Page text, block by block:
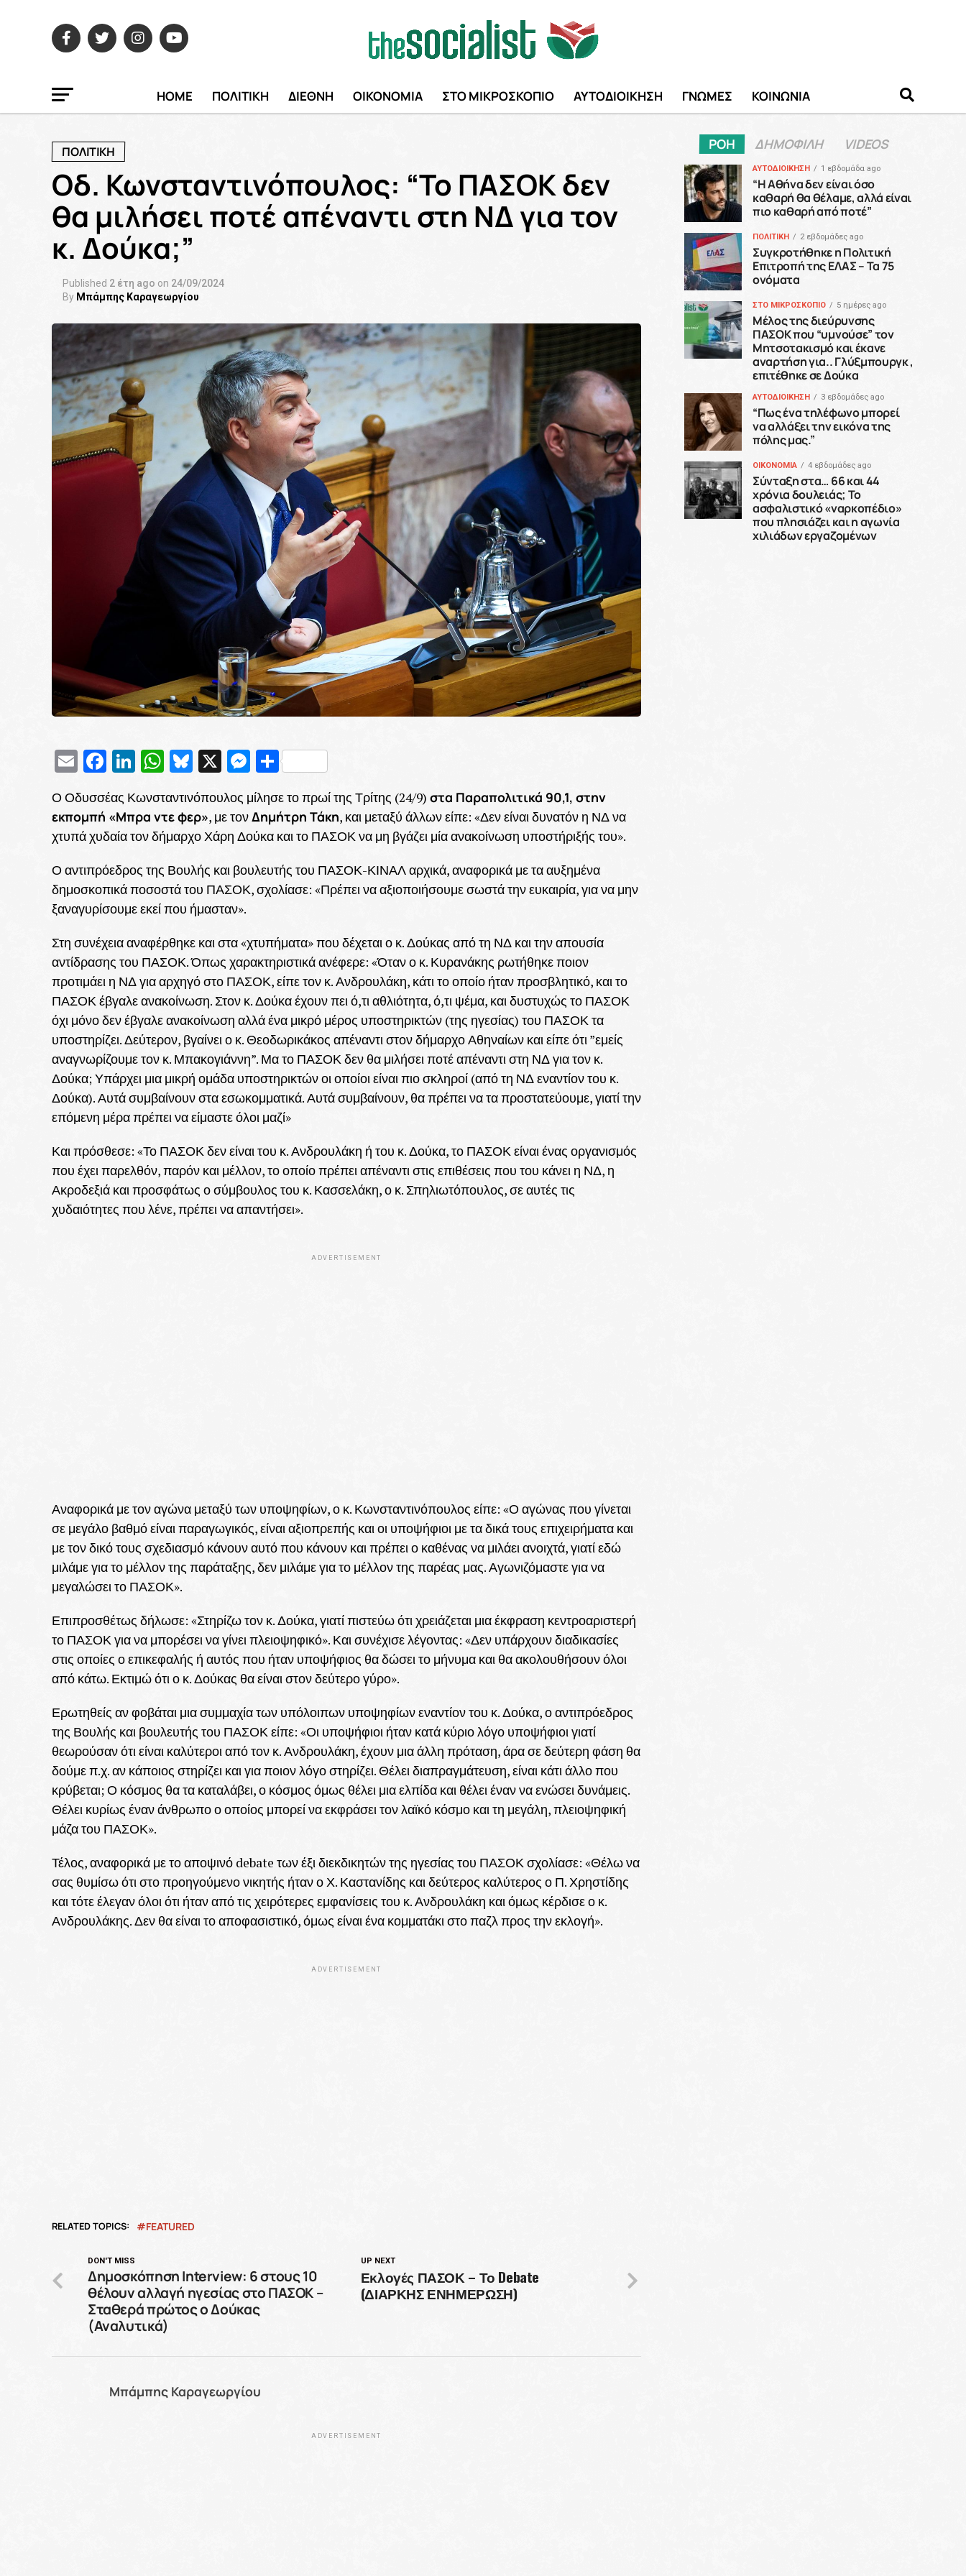
HOME ΠΟΛΙΤΙΚΗ ΔΙΕΘΝΗ ΟΙΚΟΝΟΜΙΑ ΣΤΟ ΜΙΚΡΟΣΚΟΠΙΟ ΑΥΤΟΔΙΟΙΚΗΣΗ ΓΝΩΜΕΣ ΚΟΙΝΩΝΙΑ
ΠΟΛΙΤΙΚΗ
Οδ. Κωνσταντινόπουλος: “Το ΠΑΣΟΚ δεν
θα μιλήσει ποτέ απέναντι στη ΝΔ για τον
κ. Δούκα;”
Published 2 έτη ago on 24/09/2024
By Μπάμπης Καραγεωργίου
EmailFacebook
LinkedIn
WhatsApp
Bluesky
X Messenger
Μοιραστείτε
Ο Οδυσσέας Κωνσταντινόπουλος μίλησε το πρωί της Τρίτης (24/9) στα Παραπολιτικά 90,1, στην
εκπομπή «Μπρα ντε φερ», με τονΔημήτρη Τάκη, και μεταξύ άλλων είπε: «Δεν είναι δυνατόν η ΝΔ να
χτυπά χυδαία τον δήμαρχο Χάρη Δούκα και το ΠΑΣΟΚ να μη βγάζει μία ανακοίνωση υποστήριξής του».
Ο αντιπρόεδρος της Βουλής και βουλευτής του ΠΑΣΟΚ-ΚΙΝΑΛ αρχικά, αναφορικά με τα αυξημένα
δημοσκοπικά ποσοστά του ΠΑΣΟΚ, σχολίασε: «Πρέπει να αξιοποιήσουμε σωστά την ευκαιρία, για να μην
ξαναγυρίσουμε εκεί που ήμασταν».
Στη συνέχεια αναφέρθηκε και στα «χτυπήματα» που δέχεται ο κ. Δούκας από τη ΝΔ και την απουσία
αντίδρασης του ΠΑΣΟΚ. Όπως χαρακτηριστικά ανέφερε: «Όταν ο κ. Κυρανάκης ρωτήθηκε ποιον
προτιμάει η ΝΔ για αρχηγό στο ΠΑΣΟΚ, είπε τον κ. Ανδρουλάκη, κάτι το οποίο ήταν προσβλητικό, και το
ΠΑΣΟΚ έβγαλε ανακοίνωση. Στον κ. Δούκα έχουν πει ό,τι αθλιότητα, ό,τι ψέμα, και δυστυχώς το ΠΑΣΟΚ
όχι μόνο δεν έβγαλε ανακοίνωση αλλά ένα μικρό μέρος υποστηρικτών (της ηγεσίας) του ΠΑΣΟΚ τα
υποστηρίζει. Δεύτερον, βγαίνει ο κ. Θεοδωρικάκος απέναντι στον δήμαρχο Αθηναίων και είπε ότι ”εμείς
αναγνωρίζουμε τον κ. Μπακογιάννη”. Μα το ΠΑΣΟΚ δεν θα μιλήσει ποτέ απέναντι στη ΝΔ για τον κ.
Δούκα; Υπάρχει μια μικρή ομάδα υποστηρικτών οι οποίοι είναι πιο σκληροί (από τη ΝΔ εναντίον του κ.
Δούκα). Αυτά συμβαίνουν στα εσωκομματικά. Αυτά συμβαίνουν, θα πρέπει να τα προστατεύουμε, γιατί την
επόμενη μέρα πρέπει να είμαστε όλοι μαζί»
Και πρόσθεσε: «Το ΠΑΣΟΚ δεν είναι του κ. Ανδρουλάκη ή του κ. Δούκα, το ΠΑΣΟΚ είναι ένας οργανισμός
που έχει παρελθόν, παρόν και μέλλον, το οποίο πρέπει απέναντι στις επιθέσεις που του κάνει η ΝΔ, η
Ακροδεξιά και προσφάτως ο σύμβουλος του κ. Κασσελάκη, ο κ. Σπηλιωτόπουλος, σε αυτές τις
χυδαιότητες που λένε, πρέπει να απαντήσει».
ADVERTISEMENT
Αναφορικά με τον αγώνα μεταξύ των υποψηφίων, ο κ. Κωνσταντινόπουλος είπε: «Ο αγώνας που γίνεται
σε μεγάλο βαθμό είναι παραγωγικός, είναι αξιοπρεπής και οι υποψήφιοι με τα δικά τους επιχειρήματα και
με τον δικό τους σχεδιασμό κάνουν αυτό που κάνουν και πρέπει ο καθένας να μιλάει ανοιχτά, γιατί εδώ
μιλάμε για το μέλλον της παράταξης, δεν μιλάμε για το μέλλον της παρέας μας. Αγωνιζόμαστε για να
μεγαλώσει το ΠΑΣΟΚ».
Επιπροσθέτως δήλωσε: «Στηρίζω τον κ. Δούκα, γιατί πιστεύω ότι χρειάζεται μια έκφραση κεντροαριστερή
το ΠΑΣΟΚ για να μπορέσει να γίνει πλειοψηφικό». Και συνέχισε λέγοντας: «Δεν υπάρχουν διαδικασίες
στις οποίες ο επικεφαλής ή αυτός που ήταν υποψήφιος θα δώσει το μήνυμα και θα ακολουθήσουν όλοι
από κάτω. Εκτιμώ ότι ο κ. Δούκας θα είναι στον δεύτερο γύρο».
Ερωτηθείς αν φοβάται μια συμμαχία των υπόλοιπων υποψηφίων εναντίον του κ. Δούκα, ο αντιπρόεδρος
της Βουλής και βουλευτής του ΠΑΣΟΚ είπε: «Οι υποψήφιοι ήταν κατά κύριο λόγο υποψήφιοι γιατί
θεωρούσαν ότι είναι καλύτεροι από τον κ. Ανδρουλάκη, έχουν μια άλλη πρόταση, άρα σε δεύτερη φάση θα
δούμε π.χ. αν κάποιος στηρίζει και για ποιον λόγο στηρίζει. Θέλει διαπραγμάτευση, είναι κάτι άλλο που
κρύβεται; Ο κόσμος θα τα καταλάβει, ο κόσμος όμως θέλει μια ελπίδα και θέλει έναν να ενώσει δυνάμεις.
Θέλει κυρίως έναν άνθρωπο ο οποίος μπορεί να εκφράσει τον λαϊκό κόσμο και τη μεγάλη, πλειοψηφική
μάζα του ΠΑΣΟΚ».
Τέλος, αναφορικά με το αποψινό debate των έξι διεκδικητών της ηγεσίας του ΠΑΣΟΚ σχολίασε: «Θέλω να
σας θυμίσω ότι στο προηγούμενο νικητής ήταν ο Χ. Καστανίδης και δεύτερος καλύτερος ο Π. Χρηστίδης
και τότε έλεγαν όλοι ότι ήταν από τις χειρότερες εμφανίσεις του κ. Ανδρουλάκη και όμως κέρδισε ο κ.
Ανδρουλάκης. Δεν θα είναι το αποφασιστικό, όμως είναι ένα κομματάκι στο παζλ προς την εκλογή».
ADVERTISEMENT
RELATED TOPICS: FEATURED
UP NEXT
Εκλογές ΠΑΣΟΚ – Το Debate
(ΔΙΑΡΚΗΣ ΕΝΗΜΕΡΩΣΗ)
DON'T MISS
Δημοσκόπηση Interview: 6 στους 10
θέλουν αλλαγή ηγεσίας στο ΠΑΣΟΚ –
Σταθερά πρώτος ο Δούκας
(Αναλυτικά)
Μπάμπης Καραγεωργίου
ADVERTISEMENT
ΡΟΗ ΔΗΜΟΦΙΛΗ VIDEOS
ΑΥΤΟΔΙΟΙΚΗΣΗ 1 εβδομάδα ago
“H Αθήνα δεν είναι όσο
καθαρή θα θέλαμε, αλλά είναι
πιο καθαρή από ποτέ”
ΠΟΛΙΤΙΚΗ 2 εβδομάδες ago
Συγκροτήθηκε η Πολιτική
Επιτροπή της ΕΛΑΣ – Τα 75
ονόματα
ΣΤΟ ΜΙΚΡΟΣΚΟΠΙΟ 5 ημέρες ago
Μέλος της διεύρυνσης
ΠΑΣΟΚ που “υμνούσε” τον
Μητσοτακισμό και έκανε
αναρτήση για.. Γλύξμπουργκ ,
επιτέθηκε σε Δούκα
ΑΥΤΟΔΙΟΙΚΗΣΗ 3 εβδομάδες ago
“Πως ένα τηλέφωνο μπορεί
να αλλάξει την εικόνα της
πόλης μας.”
ΟΙΚΟΝΟΜΙΑ 4 εβδομάδες ago
Σύνταξη στα… 66 και 44
χρόνια δουλειάς; Το
ασφαλιστικό «ναρκοπέδιο»
που πλησιάζει και η αγωνία
χιλιάδων εργαζομένων